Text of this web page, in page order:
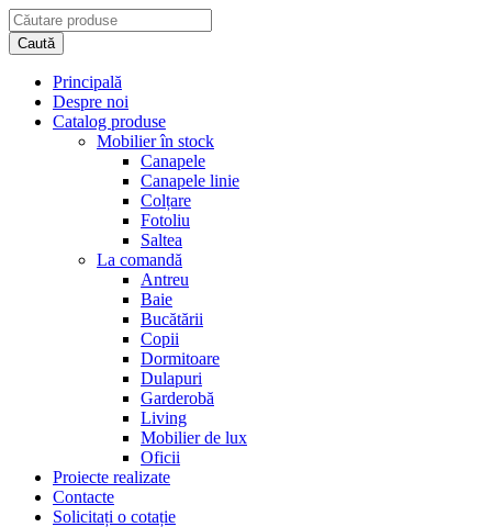
Principală
Despre noi
Catalog produse
Mobilier în stock
Canapele
Canapele linie
Colțare
Fotoliu
Saltea
La comandă
Antreu
Baie
Bucătării
Copii
Dormitoare
Dulapuri
Garderobă
Living
Mobilier de lux
Oficii
Proiecte realizate
Contacte
Solicitați o cotație